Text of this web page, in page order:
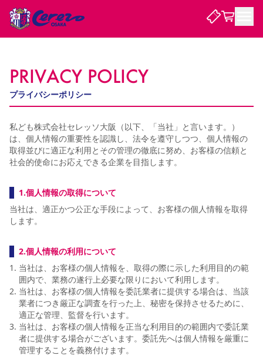
試合について
チームについて
選手・スタッフ スケジュール メディア情報 アクセス
観戦する
チケット
チケット情報 販売スケジュール 価格・席種
購入方法
シーズンシート
法人シーズンシート 福祉サービス
観戦ガイド
初めて観戦ガイド
スタジアム
YANMAR HANASAKA STADIUM
DAZNで観戦
DAZNで観戦
アウェイツアー
アウェイツアー
クラブを知る
クラブ紹介 沿革 シーズン記録
サポートする
セレッソアイデアちょうだいな
サステナビリティ
サステナビリティポリシー SDGsのゴール インパクトレポート
活動レポート
SPORT POSITIVE LEAGUES
スポーツクラブ
スポーツクラブ
ファンクラブ
まいセレチケット 会員規定 婚姻届・出生届・命名書
ニュース
ニュース
すべて チーム グッズ チケット イベント ファンクラブ
ホームタウン
パートナー スポーツクラブ メディア 30周年
レディース
アカデミー
PRIVACY POLICY
プライバシーポリシー
私ども株式会社セレッソ大阪（以下、「当社」と言います。）
は、個人情報の重要性を認識し、法令を遵守しつつ、個人情報の
取得並びに適正な利用とその管理の徹底に努め、お客様の信頼と
社会的使命にお応えできる企業を目指します。
1.個人情報の取得について
当社は、適正かつ公正な手段によって、お客様の個人情報を取得
します。
2.個人情報の利用について
当社は、お客様の個人情報を、取得の際に示した利用目的の範
囲内で、業務の遂行上必要な限りにおいて利用します。
当社は、お客様の個人情報を委託業者に提供する場合は、当該
業者につき厳正な調査を行った上、秘密を保持させるために、
適正な管理、監督を行います。
当社は、お客様の個人情報を正当な利用目的の範囲内で委託業
者に提供する場合がございます。委託先へは個人情報を厳重に
管理することを義務付けます。